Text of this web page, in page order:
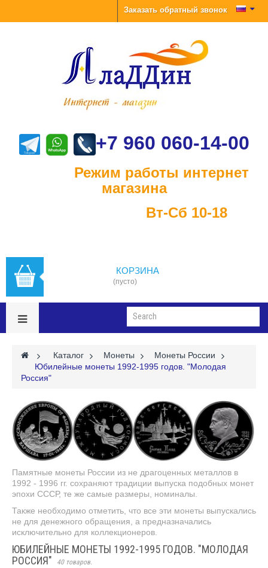
Заказать обратный звонок
+7 960 060-14-00
Режим работы интернет
магазина
Вт-Сб 10-18
КОРЗИНА
(пусто)
> Каталог > Монеты >
Монеты России
Юбилейные монеты 1992-1995 годов. "Молодая
Россия"
Памятные монеты России из не драгоценных металлов в
1992 - 1996 гг. сохраняют традиции выпуска подобных монет
эпохи СССР, те же самые размеры, номиналы.
Также необходимо отметить, что все эти монеты выпускались
не для денежного обращения, а предназначались
исключительно для коллекционеров.
ЮБИЛЕЙНЫЕ МОНЕТЫ 1992-1995 ГОДОВ. "МОЛОДАЯ
РОССИЯ"
40 товаров.